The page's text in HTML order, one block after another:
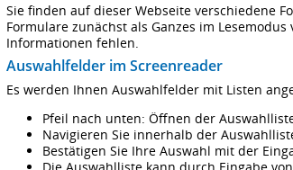
Sie finden auf dieser Webseite verschiedene
Formulare zunächst als Ganzes im
Informationen fehlen.
Auswahlfelder im Screenreader
Es werden Ihnen Auswahlfelder mit Listen
Pfeil nach unten: Öffnen der
Navigieren Sie innerhalb der
Bestätigen Sie Ihre Auswahl mit der